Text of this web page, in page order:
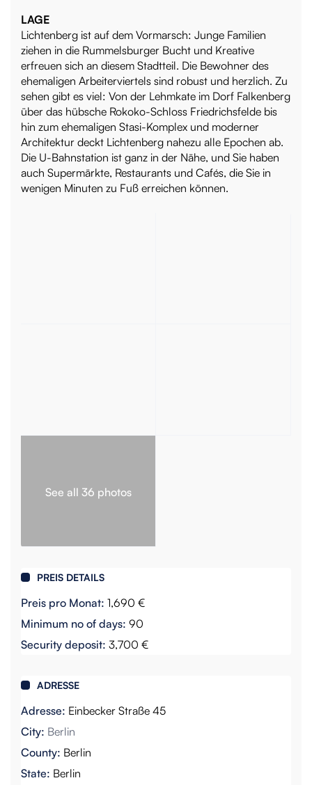
LAGE
Lichtenberg ist auf dem Vormarsch: Junge Familien
ziehen in die Rummelsburger Bucht und Kreative
erfreuen sich an diesem Stadtteil. Die Bewohner des
ehemaligen Arbeiterviertels sind robust und herzlich. Zu
sehen gibt es viel: Von der Lehmkate im Dorf Falkenberg
über das hübsche Rokoko-Schloss Friedrichsfelde bis
hin zum ehemaligen Stasi-Komplex und moderner
Architektur deckt Lichtenberg nahezu alle Epochen ab.
Die U-Bahnstation ist ganz in der Nähe, und Sie haben
auch Supermärkte, Restaurants und Cafés, die Sie in
wenigen Minuten zu Fuß erreichen können.
See all 36 photos
PREIS DETAILS
Preis pro Monat: 1,690 €
Minimum no of days: 90
Security deposit: 3,700 €
ADRESSE
Adresse: Einbecker Straße 45
City: Berlin
County: Berlin
State: Berlin